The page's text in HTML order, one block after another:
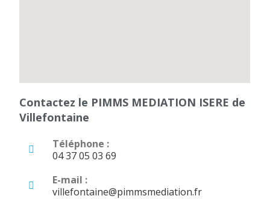
Contactez le PIMMS MEDIATION ISERE de
Villefontaine
Téléphone :
04 37 05 03 69
E-mail :
villefontaine@pimmsmediation.fr